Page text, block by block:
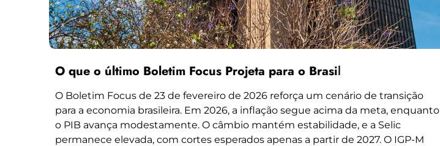
O que o último Boletim Focus Projeta para o Brasil
O Boletim Focus de 23 de fevereiro de 2026 reforça um cenário de transição
para a economia brasileira. Em 2026, a inflação segue acima da meta, enquanto
o PIB avança modestamente. O câmbio mantém estabilidade, e a Selic
permanece elevada, com cortes esperados apenas a partir de 2027. O IGP-M